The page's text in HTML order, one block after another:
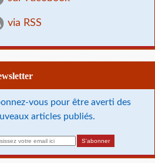
via RSS
vous pour être averti des
articles publiés.